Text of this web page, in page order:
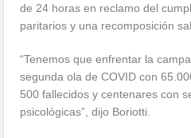
de 24 horas en reclamo del
paritarios y una recomposición
“Tenemos que enfrentar la
segunda ola de COVID con
500 fallecidos y centenares con
psicológicas”, dijo Boriotti.